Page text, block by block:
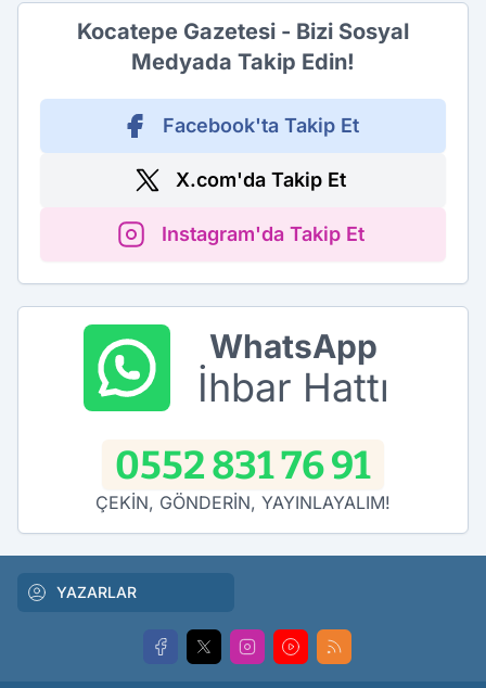
Kocatepe Gazetesi - Bizi Sosyal
Medyada Takip Edin!
Facebook'ta Takip Et
X.com'da Takip Et
Instagram'da Takip Et
WhatsApp
İhbar Hattı
0552 831 76 91
ÇEKİN, GÖNDERİN, YAYINLAYALIM!
YAZARLAR